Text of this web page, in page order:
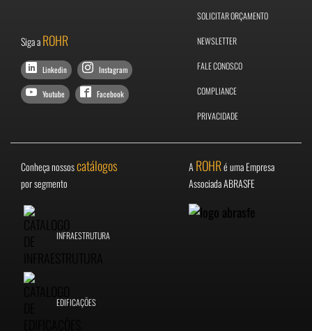
Siga aROHR
Linkedin Instagram
Youtube Facebook
SOLICITAR ORÇAMENTO
NEWSLETTER
FALE CONOSCO
COMPLIANCE
PRIVACIDADE
Conheça nossoscatálogos
por segmento
INFRAESTRUTURA
EDIFICAÇÕES
A ROHRé uma Empresa
Associada ABRASFE